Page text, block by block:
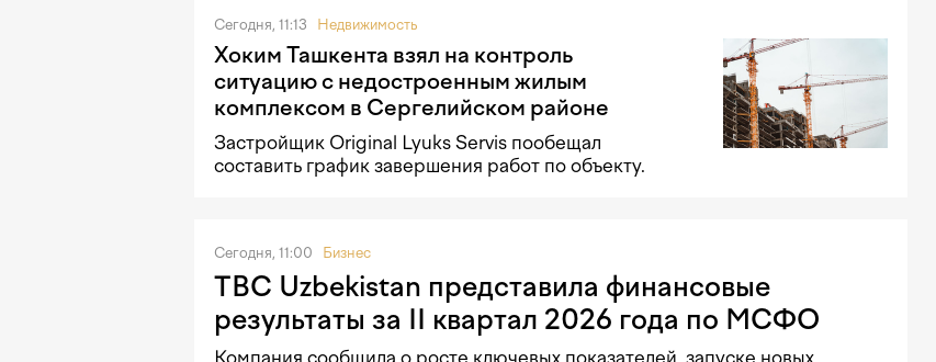
Сегодня, 11:13 Недвижимость
Хоким Ташкента взял на контроль
ситуацию с недостроенным жилым
комплексом в Сергелийском районе
Застройщик Original Lyuks Servis пообещал
составить график завершения работ по объекту.
Сегодня, 11:00 Бизнес
TBC Uzbekistan представила финансовые
результаты за II квартал 2026 года по МСФО
Компания сообщила о росте ключевых показателей, запуске новых